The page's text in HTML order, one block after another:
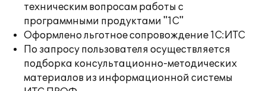
техническим вопросам работы с
программными продуктами "1С"
Оформлено льготное сопровождение 1С:ИТС
По запросу пользователя осуществляется
подборка консультационно-методических
материалов из информационной системы